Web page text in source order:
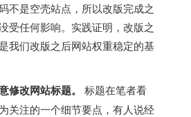
不是空壳站点，所以改版完成之
受任何影响。实践证明，改版之
我们改版之后网站权重稳定的基
修改网站标题。
标题在笔者看
关注的一个细节要点，有人说经